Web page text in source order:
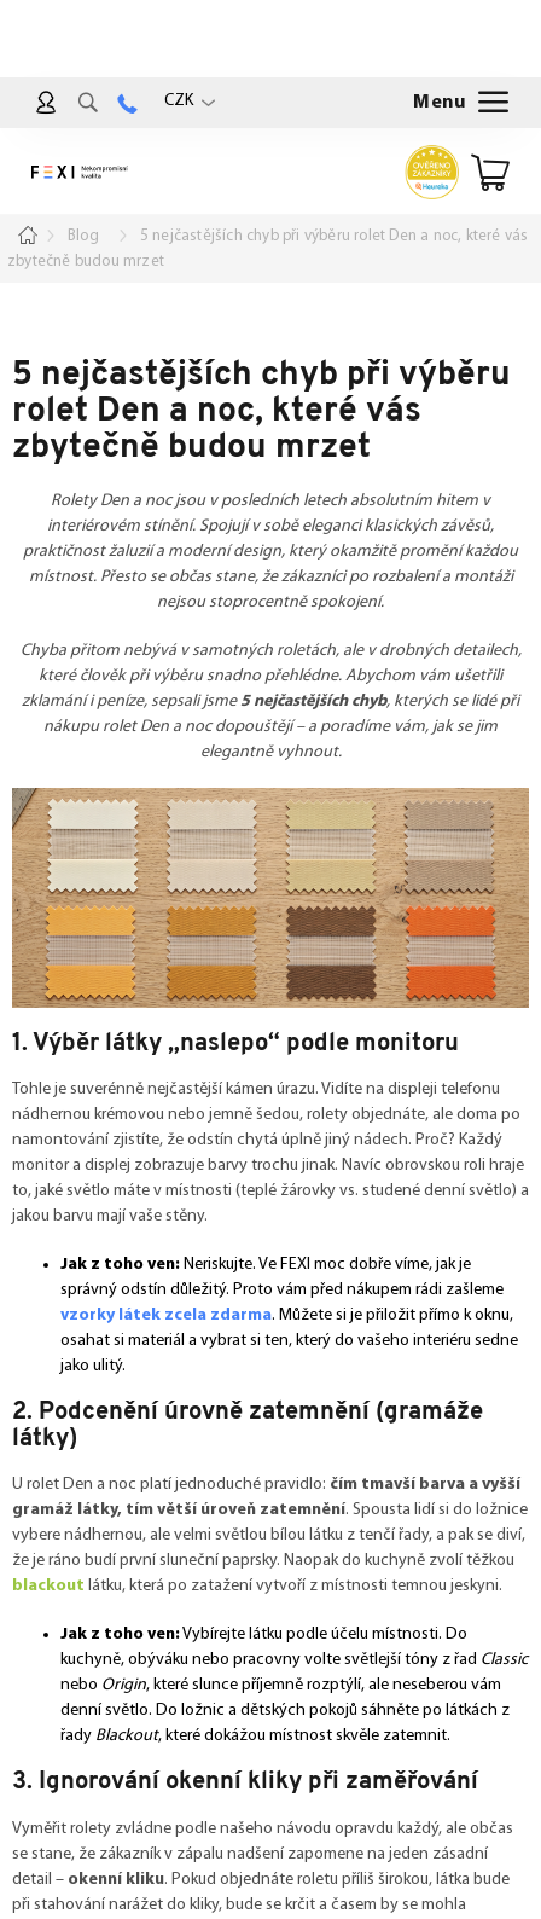
CZK
DomůBlog
5 nejčastějších chyb při výběru rolet Den a noc, které vás
zbytečně budou mrzet
5 nejčastějších chyb při výběru
rolet Den a noc, které vás
zbytečně budou mrzet
Rolety Den a noc jsou v posledních letech absolutním hitem v
interiérovém stínění. Spojují v sobě eleganci klasických závěsů,
praktičnost žaluzií a moderní design, který okamžitě promění každou
místnost. Přesto se občas stane, že zákazníci po rozbalení a montáži
nejsou stoprocentně spokojení.
Chyba přitom nebývá v samotných roletách, ale v drobných detailech,
které člověk při výběru snadno přehlédne. Abychom vám ušetřili
zklamání i peníze, sepsali jsme 5 nejčastějších chyb, kterých se lidé při
nákupu rolet Den a noc dopouštějí – a poradíme vám, jak se jim
elegantně vyhnout.
1. Výběr látky „naslepo“ podle monitoru
Tohle je suverénně nejčastější kámen úrazu. Vidíte na displeji telefonu
nádhernou krémovou nebo jemně šedou, rolety objednáte, ale doma po
namontování zjistíte, že odstín chytá úplně jiný nádech. Proč? Každý
monitor a displej zobrazuje barvy trochu jinak. Navíc obrovskou roli hraje
to, jaké světlo máte v místnosti (teplé žárovky vs. studené denní světlo) a
jakou barvu mají vaše stěny.
Jak z toho ven: Neriskujte. Ve FEXI moc dobře víme, jak je
správný odstín důležitý. Proto vám před nákupem rádi zašleme
vzorky látek zcela zdarma. Můžete si je přiložit přímo k oknu,
osahat si materiál a vybrat si ten, který do vašeho interiéru sedne
jako ulitý.
2. Podcenění úrovně zatemnění (gramáže
látky)
U rolet Den a noc platí jednoduché pravidlo: čím tmavší barva a vyšší
gramáž látky, tím větší úroveň zatemnění. Spousta lidí si do ložnice
vybere nádhernou, ale velmi světlou bílou látku z tenčí řady, a pak se diví,
že je ráno budí první sluneční paprsky. Naopak do kuchyně zvolí těžkou
blackout látku, která po zatažení vytvoří z místnosti temnou jeskyni.
Jak z toho ven:Vybírejte látku podle účelu místnosti. Do
kuchyně, obýváku nebo pracovny volte světlejší tóny z řad Classic
nebo Origin, které slunce příjemně rozptýlí, ale neseberou vám
denní světlo. Do ložnic a dětských pokojů sáhněte po látkách z
řady Blackout, které dokážou místnost skvěle zatemnit.
3. Ignorování okenní kliky při zaměřování
Vyměřit rolety zvládne podle našeho návodu opravdu každý, ale občas
se stane, že zákazník v zápalu nadšení zapomene na jeden zásadní
detail – okenní kliku. Pokud objednáte roletu příliš širokou, látka bude
při stahování narážet do kliky, bude se krčit a časem by se mohla